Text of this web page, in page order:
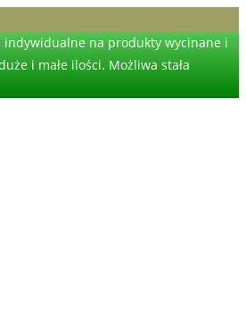
indywidualne na produkty wycinane i
i małe ilości. Możliwa stała